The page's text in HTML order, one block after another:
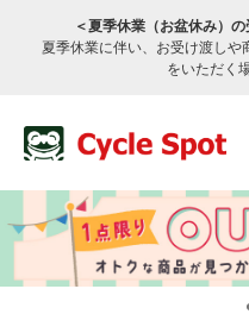
＜夏季休業（お盆休み）
夏季休業に伴い、お受け渡しや
をいただく